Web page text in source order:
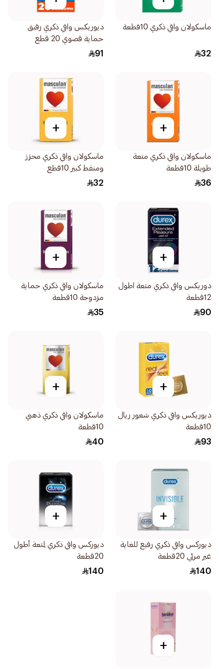
ماسكولان واقي ذكري 10قطعة
32
ديوريكس واقي ذكري رقيق
حماية قصوي 20 قطع
91
+
ماسكولان واقي ذكري متعة
طويلة 10قطعة
36
+
ماسكولان واقي ذكري محزز
ومنقط كبير 10قطع
32
+
دوريكس واقي ذكري متعة اطول
12قطعة
90
+
ماسكولان واقي ذكري حماية
مزدوجة 10قطعة
35
+
ديوريكس واقي ذكري شعور ريال
10قطعة
93
+
ماسكولان واقي ذكري ذهبي
10قطعة
40
+
ديوركس واقي ذكري رفيع للغاية
غير مرئي 20قطعة
140
+
ديوركس واقي ذكري لمتعة أطول
20قطعة
140
+